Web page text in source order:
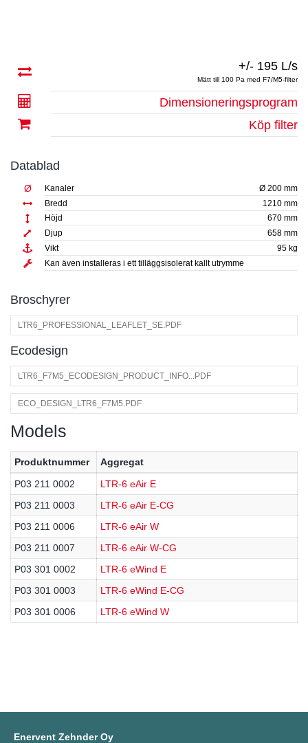
+/- 195 L/s
Mätt till 100 Pa med F7/M5-filter
Dimensioneringsprogram
Köp filter
Datablad
Ø Kanaler
Ø 200 mm
Bredd
1210 mm
Höjd
670 mm
Djup
658 mm
Vikt
95 kg
Kan även installeras i ett tilläggsisolerat kallt utrymme
Broschyrer
LTR6_PROFESSIONAL_LEAFLET_SE.PDF
Ecodesign
LTR6_F7M5_ECODESIGN_PRODUCT_INFO...PDF
ECO_DESIGN_LTR6_F7M5.PDF
Models
Produktnummer
Aggregat
P03 211 0002
LTR-6 eAir E
P03 211 0003
LTR-6 eAir E-CG
P03 211 0006
LTR-6 eAir W
P03 211 0007
LTR-6 eAir W-CG
P03 301 0002
LTR-6 eWind E
P03 301 0003
LTR-6 eWind E-CG
P03 301 0006
LTR-6 eWind W
Enervent Zehnder Oy